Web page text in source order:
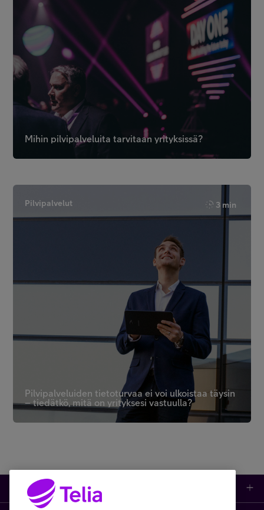
Mihin pilvipalveluita tarvitaan yrityksissä?
Pilvipalvelut 3 min
Pilvipalveluiden tietoturvaa ei voi ulkoistaa täysin
– tiedätkö, mitä on yrityksesi vastuulla?
Tuotteet